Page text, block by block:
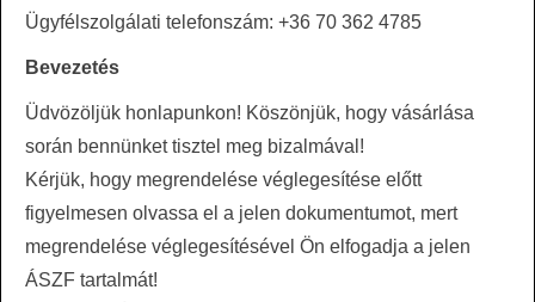
Ügyfélszolgálati telefonszám: +36 70 362 4785
Bevezetés
Üdvözöljük honlapunkon! Köszönjük, hogy vásárlása
során bennünket tisztel meg bizalmával!
Kérjük, hogy megrendelése véglegesítése előtt
figyelmesen olvassa el a jelen dokumentumot, mert
megrendelése véglegesítésével Ön elfogadja a jelen
ÁSZF tartalmát!